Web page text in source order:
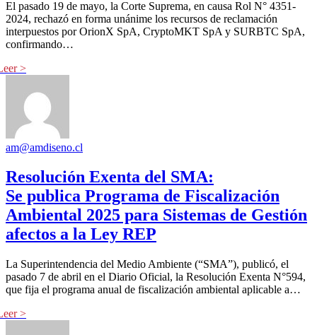
El pasado 19 de mayo, la Corte Suprema, en causa Rol N° 4351-
2024, rechazó en forma unánime los recursos de reclamación
interpuestos por OrionX SpA, CryptoMKT SpA y SURBTC SpA,
confirmando…
am@amdiseno.cl
Resolución Exenta del SMA:
Se publica Programa de Fiscalización
Ambiental 2025 para Sistemas de Gestión
afectos a la Ley REP
La Superintendencia del Medio Ambiente (“SMA”), publicó, el
pasado 7 de abril en el Diario Oficial, la Resolución Exenta N°594,
que fija el programa anual de fiscalización ambiental aplicable a…